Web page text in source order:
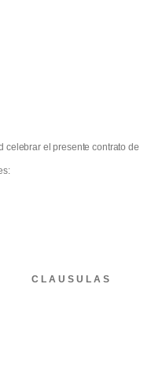
celebrar el presente contrato de
C L A U S U L A S